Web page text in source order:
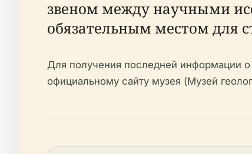
звеном между научными
обязательным местом для
Для получения последней информации о
официальному сайту музея (Музей